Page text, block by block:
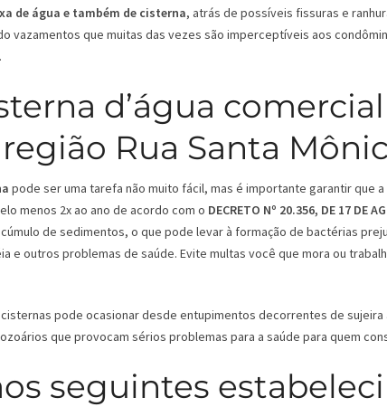
de água e também de cisterna, atrás de possíveis fissuras e
vazamentos que muitas das vezes são imperceptíveis aos
d’água
Rua Santa
pode ser uma tarefa não muito fácil, mas é importante garantir que
menos 2x ao ano de acordo com o DECRETO Nº 20.356, DE 17 DE
de sedimentos, o que pode levar à formação de bactérias
e outros problemas de saúde. Evite multas você que mora ou
cisternas pode ocasionar desde entupimentos decorrentes de sujeira
que provocam sérios problemas para a saúde para quem
seguintes